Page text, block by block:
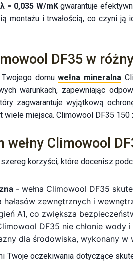
= 0,035 W/mKgwarantuje
montażu i trwałością, co czyni
DF35 w
Twojego domuwełna mineralna
warunkach, zapewniając
zagwarantuje wyjątkową
wiele miejsca. Climowool DF35
Climowool
korzyści, które docenisz
- wełna Climowool DF35
hałasów zewnętrznych i
A1, co zwiększa
DF35 nie chłonie wody
dla środowiska, wykonany w
Twoje oczekiwania dotyczące